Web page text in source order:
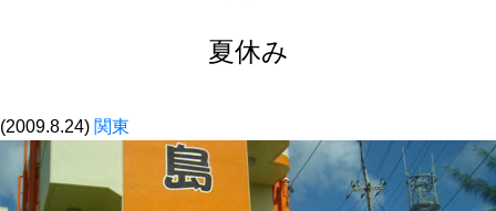
夏休み
(2009.8.24) 関東